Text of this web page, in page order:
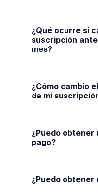
¿Qué ocurre si
suscripción
mes?
¿Cómo cambio
de mi
¿Puedo obtener
pago?
¿Puedo obtener